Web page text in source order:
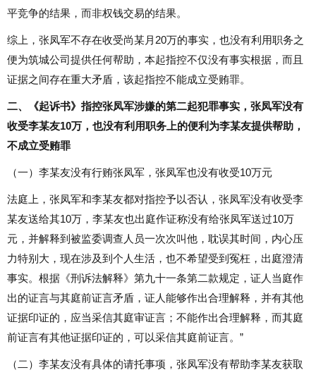
平竞争的结果，而非权钱交易的结果。
综上，张凤军不存在收受尚某月20万的事实，也没有利用职务之
便为筑城公司提供任何帮助，本起指控不仅没有事实根据，而且
证据之间存在重大矛盾，该起指控不能成立受贿罪。
二、《起诉书》指控张凤军涉嫌的第二起犯罪事实，张凤军没有
收受李某友10万，也没有利用职务上的便利为李某友提供帮助，
不成立受贿罪
（一）李某友没有行贿张凤军，张凤军也没有收受10万元
法庭上，张凤军和李某友都对指控予以否认，张凤军没有收受李
某友送给其10万，李某友也出庭作证称没有给张凤军送过10万
元，并解释到被监委调查人员一次次叫他，耽误其时间，内心压
力特别大，现在涉及到个人生活，也不希望受到冤枉，出庭澄清
事实。根据《刑诉法解释》第九十一条第二款规定，证人当庭作
出的证言与其庭前证言矛盾，证人能够作出合理解释，并有其他
证据印证的，应当采信其庭审证言；不能作出合理解释，而其庭
前证言有其他证据印证的，可以采信其庭前证言。”
（二）李某友没有具体的请托事项，张凤军没有帮助李某友获取